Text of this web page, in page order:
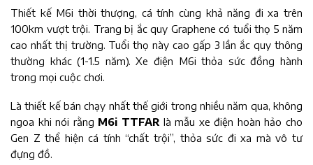
Thiết kế M6i thời thượng, cá tính cùng khả năng đi xa trên
100km vượt trội. Trang bị ắc quy Graphene có tuổi thọ 5 năm
cao nhất thị trường. Tuổi thọ này cao gấp 3 lần ắc quy thông
thường khác (1-1.5 năm). Xe điện M6i thỏa sức đồng hành
trong mọi cuộc chơi.
Là thiết kế bán chạy nhất thế giới trong nhiều năm qua, không
ngoa khi nói rằng M6i TTFARlà mẫu xe điện hoàn hảo cho
Gen Z thể hiện cá tính “chất trội”, thỏa sức đi xa mà vô tư
đựng đồ.